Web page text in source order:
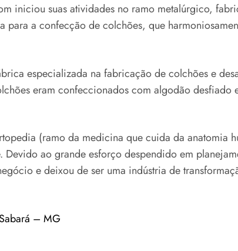
iniciou suas atividades no ramo metalúrgico,
a confecção de colchões, que
especializada na fabricação de colchões e
eram confeccionados com algodão desfiado
(ramo da medicina que cuida da anatomia
ao grande esforço despendido em
e deixou de ser uma indústria de
– MG